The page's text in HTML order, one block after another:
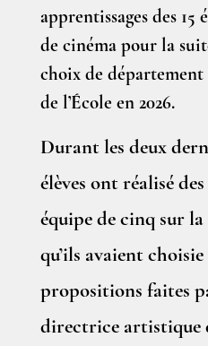
apprentissages des 15
de cinéma pour la
choix de
de l’École en 2026.
Durant les deux
élèves ont réalisé
équipe de cinq sur la
qu’ils avaient
propositions faites
directrice artistique